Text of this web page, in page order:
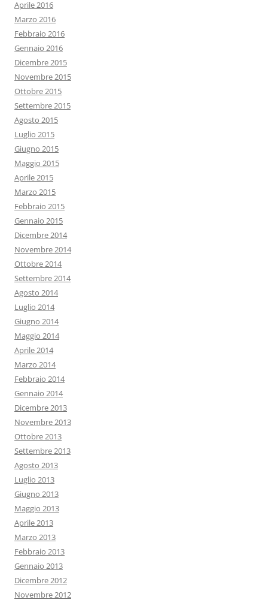
Aprile 2016
Marzo 2016
Febbraio 2016
Gennaio 2016
Dicembre 2015
Novembre 2015
Ottobre 2015
Settembre 2015
Agosto 2015
Luglio 2015
Giugno 2015
Maggio 2015
Aprile 2015
Marzo 2015
Febbraio 2015
Gennaio 2015
Dicembre 2014
Novembre 2014
Ottobre 2014
Settembre 2014
Agosto 2014
Luglio 2014
Giugno 2014
Maggio 2014
Aprile 2014
Marzo 2014
Febbraio 2014
Gennaio 2014
Dicembre 2013
Novembre 2013
Ottobre 2013
Settembre 2013
Agosto 2013
Luglio 2013
Giugno 2013
Maggio 2013
Aprile 2013
Marzo 2013
Febbraio 2013
Gennaio 2013
Dicembre 2012
Novembre 2012